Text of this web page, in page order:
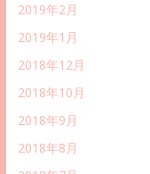
2019年2月
2019年1月
2018年12月
2018年10月
2018年9月
2018年8月